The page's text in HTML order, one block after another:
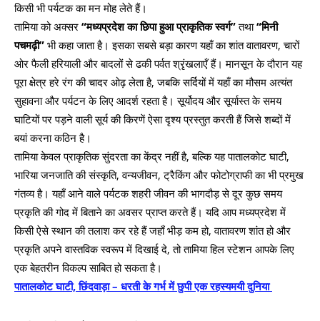
किसी भी पर्यटक का मन मोह लेते हैं।
तामिया को अक्सर “मध्यप्रदेश का छिपा हुआ प्राकृतिक स्वर्ग”तथा“मिनी
पचमढ़ी” भी कहा जाता है। इसका सबसे बड़ा कारण यहाँ का शांत वातावरण, चारों
ओर फैली हरियाली और बादलों से ढकी पर्वत श्रृंखलाएँ हैं। मानसून के दौरान यह
पूरा क्षेत्र हरे रंग की चादर ओढ़ लेता है, जबकि सर्दियों में यहाँ का मौसम अत्यंत
सुहावना और पर्यटन के लिए आदर्श रहता है। सूर्योदय और सूर्यास्त के समय
घाटियों पर पड़ने वाली सूर्य की किरणें ऐसा दृश्य प्रस्तुत करती हैं जिसे शब्दों में
बयां करना कठिन है।
तामिया केवल प्राकृतिक सुंदरता का केंद्र नहीं है, बल्कि यह पातालकोट घाटी,
भारिया जनजाति की संस्कृति, वन्यजीवन, ट्रैकिंग और फोटोग्राफी का भी प्रमुख
गंतव्य है। यहाँ आने वाले पर्यटक शहरी जीवन की भागदौड़ से दूर कुछ समय
प्रकृति की गोद में बिताने का अवसर प्राप्त करते हैं। यदि आप मध्यप्रदेश में
किसी ऐसे स्थान की तलाश कर रहे हैं जहाँ भीड़ कम हो, वातावरण शांत हो और
प्रकृति अपने वास्तविक स्वरूप में दिखाई दे, तो तामिया हिल स्टेशन आपके लिए
एक बेहतरीन विकल्प साबित हो सकता है।
पातालकोट घाटी, छिंदवाड़ा – धरती के गर्भ में छुपी एक रहस्यमयी दुनिया